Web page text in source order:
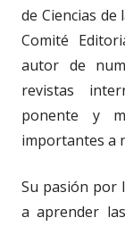
de Ciencias
Comité
autor de
revistas
ponente y
importantes a
Su pasión por
a aprender